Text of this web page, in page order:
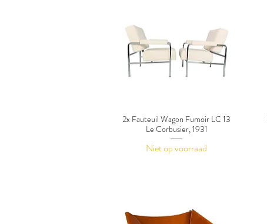
2x Fauteuil Wagon Fumoir LC 13
Le Corbusier, 1931
Niet op voorraad